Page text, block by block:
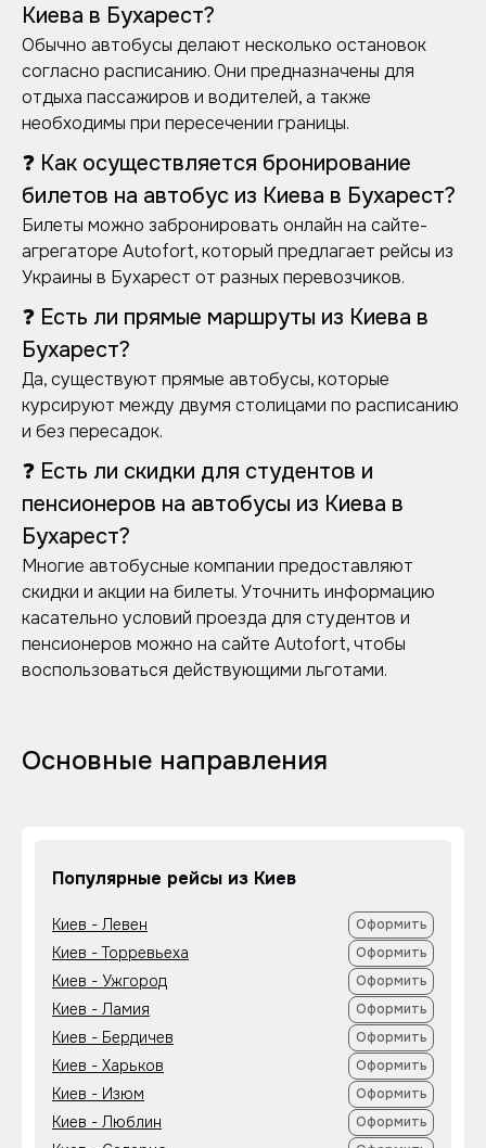
Киева в Бухарест?
Обычно автобусы делают несколько остановок
согласно расписанию. Они предназначены для
отдыха пассажиров и водителей, а также
необходимы при пересечении границы.
❓ Как осуществляется бронирование
билетов на автобус из Киева в Бухарест?
Билеты можно забронировать онлайн на сайте-
агрегаторе Autofort, который предлагает рейсы из
Украины в Бухарест от разных перевозчиков.
❓ Есть ли прямые маршруты из Киева в
Бухарест?
Да, существуют прямые автобусы, которые
курсируют между двумя столицами по расписанию
и без пересадок.
❓ Есть ли скидки для студентов и
пенсионеров на автобусы из Киева в
Бухарест?
Многие автобусные компании предоставляют
скидки и акции на билеты. Уточнить информацию
касательно условий проезда для студентов и
пенсионеров можно на сайте Autofort, чтобы
воспользоваться действующими льготами.
Основные направления
Популярные рейсы из Киев
Киев - Левен Оформить
Киев - Торревьеха Оформить
Киев - Ужгород Оформить
Киев - Ламия Оформить
Киев - Бердичев Оформить
Киев - Харьков Оформить
Киев - Изюм Оформить
Киев - Люблин Оформить